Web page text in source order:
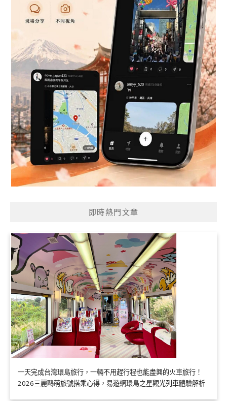
即時熱門文章
一天完成台灣環島旅行，一輛不用趕行程也能盡興的火車旅行！
2026三麗鷗萌旅號搭乘心得，易遊網環島之星觀光列車體驗解析